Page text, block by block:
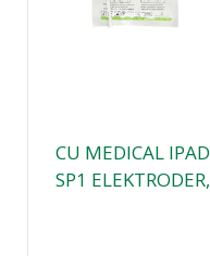
CU MEDICAL IPAD
SP1 ELEKTRODER,